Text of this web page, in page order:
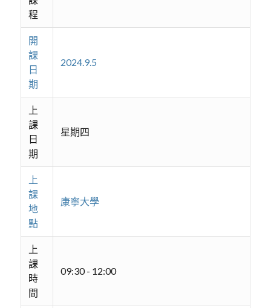
程
開
課
日
期
2024.9.5
上
課
日
期
星期四
上
課
地
點
康寧大學
上
課
時
間
09:30 - 12:00